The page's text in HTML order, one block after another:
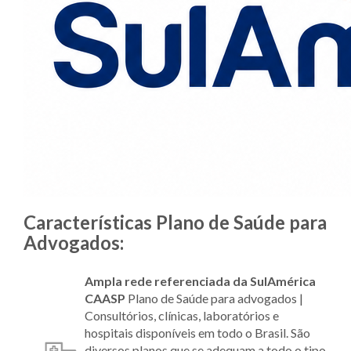
Características Plano de Saúde para
Advogados:
Ampla rede referenciada da SulAmérica
CAASP Plano de Saúde para advogados |
Consultórios, clínicas, laboratórios e
hospitais disponíveis em todo o Brasil. São